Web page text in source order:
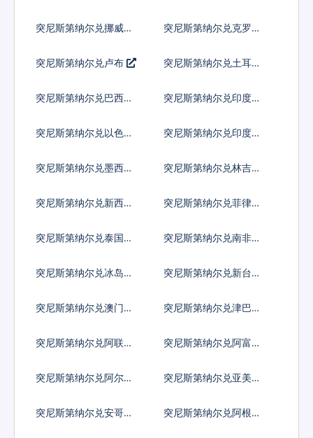
突尼斯第纳尔兑挪威克
突尼斯第纳尔兑克罗地
突尼斯第纳尔兑卢布
突尼斯第纳尔兑土耳其
突尼斯第纳尔兑巴西雷
突尼斯第纳尔兑印度尼
突尼斯第纳尔兑以色列
突尼斯第纳尔兑印度卢
突尼斯第纳尔兑墨西哥
突尼斯第纳尔兑林吉特
突尼斯第纳尔兑新西兰
突尼斯第纳尔兑菲律宾
突尼斯第纳尔兑泰国铢
突尼斯第纳尔兑南非兰
突尼斯第纳尔兑冰岛克
突尼斯第纳尔兑新台币
突尼斯第纳尔兑澳门元
突尼斯第纳尔兑津巴布
突尼斯第纳尔兑阿联酋
突尼斯第纳尔兑阿富汗
突尼斯第纳尔兑阿尔巴
突尼斯第纳尔兑亚美尼
突尼斯第纳尔兑安哥拉
突尼斯第纳尔兑阿根廷